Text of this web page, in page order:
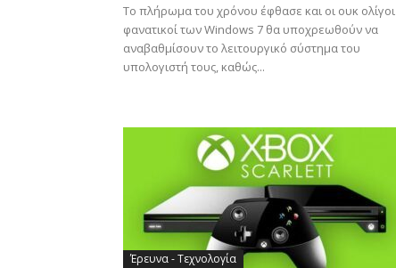
Το πλήρωμα του χρόνου έφθασε και οι ουκ ολίγοι
φανατικοί των Windows 7 θα υποχρεωθούν να
αναβαθμίσουν το λειτουργικό σύστημα του
υπολογιστή τους, καθώς...
Έρευνα - Τεχνολογία